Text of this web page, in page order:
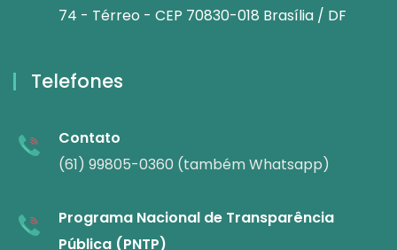
74 - Térreo - CEP 70830-018 Brasília / DF
Telefones
Contato
(61) 99805-0360 (também Whatsapp)
Programa Nacional de Transparência
Pública (PNTP)